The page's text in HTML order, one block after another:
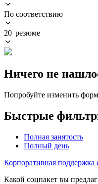
По соответствию
20 резюме
Ничего не
Попробуйте изменить
Быстрые
Полная занятость
Полный день
Корпоративная поддержка
Какой соцпакет вы